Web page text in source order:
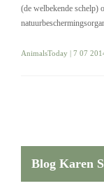
(de welbekende schelp)
AnimalsToday | 7 07
Blog Karen